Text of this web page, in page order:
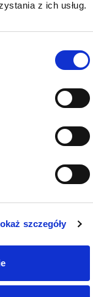
z ich usług.
szczegóły